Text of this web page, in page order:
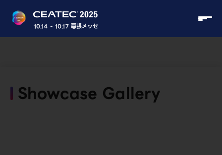
10.14 - 10.17 幕張メッセ
Showcase Gallery